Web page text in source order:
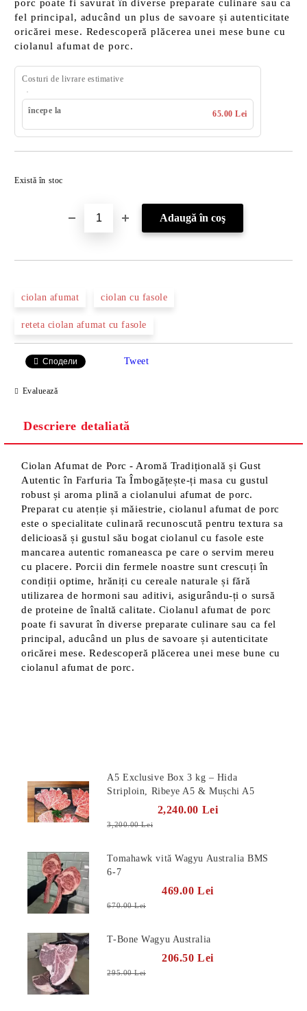
porc poate fi savurat în diverse preparate culinare sau ca
fel principal, aducând un plus de savoare și autenticitate
oricărei mese. Redescoperă plăcerea unei mese bune cu
ciolanul afumat de porc.
Costuri de livrare estimative
începe la 65.00 Lei
Există în stoc
ciolan afumat ciolan cu fasole
reteta ciolan afumat cu fasole
Сподели Tweet
Evaluează
Descriere detaliată
Ciolan Afumat de Porc - Aromă Tradițională și Gust
Autentic în Farfuria Ta Îmbogățește-ți masa cu gustul
robust și aroma plină a ciolanului afumat de porc.
Preparat cu atenție și măiestrie, ciolanul afumat de porc
este o specialitate culinară recunoscută pentru textura sa
delicioasă și gustul său bogat ciolanul cu fasole este
mancarea autentic romaneasca pe care o servim mereu
cu placere. Porcii din fermele noastre sunt crescuți în
condiții optime, hrăniți cu cereale naturale și fără
utilizarea de hormoni sau aditivi, asigurându-ți o sursă
de proteine de înaltă calitate. Ciolanul afumat de porc
poate fi savurat în diverse preparate culinare sau ca fel
principal, aducând un plus de savoare și autenticitate
oricărei mese. Redescoperă plăcerea unei mese bune cu
ciolanul afumat de porc.
A5 Exclusive Box 3 kg – Hida
Striploin, Ribeye A5 & Mușchi A5
2,240.00 Lei
3,200.00 Lei
Tomahawk vită Wagyu Australia BMS
6-7
469.00 Lei
670.00 Lei
T-Bone Wagyu Australia
206.50 Lei
295.00 Lei